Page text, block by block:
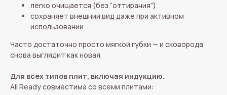
легко очищается (без “оттирания”)
сохраняет внешний вид даже при активном
использовании
Часто достаточно просто мягкой губки — и сковорода
снова выглядит как новая.
Для всех типов плит, включая индукцию.
All Ready совместима со всеми плитами: